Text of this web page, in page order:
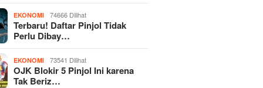
EKONOMI 74666 Dilihat
Terbaru! Daftar Pinjol Tidak
Perlu Dibay…
EKONOMI 73541 Dilihat
OJK Blokir 5 Pinjol Ini karena
Tak Beriz…